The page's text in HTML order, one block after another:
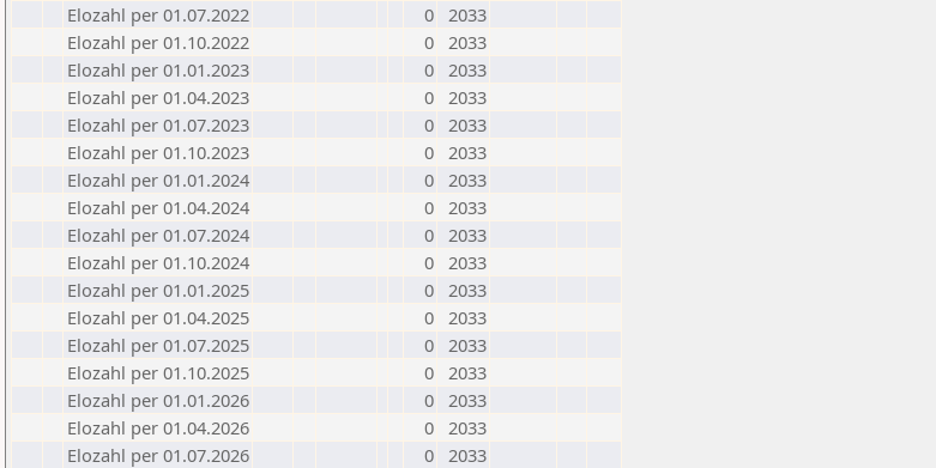
Elozahl per 01.07.2022
0 2033
Elozahl per 01.10.2022
0 2033
Elozahl per 01.01.2023
0 2033
Elozahl per 01.04.2023
0 2033
Elozahl per 01.07.2023
0 2033
Elozahl per 01.10.2023
0 2033
Elozahl per 01.01.2024
0 2033
Elozahl per 01.04.2024
0 2033
Elozahl per 01.07.2024
0 2033
Elozahl per 01.10.2024
0 2033
Elozahl per 01.01.2025
0 2033
Elozahl per 01.04.2025
0 2033
Elozahl per 01.07.2025
0 2033
Elozahl per 01.10.2025
0 2033
Elozahl per 01.01.2026
0 2033
Elozahl per 01.04.2026
0 2033
Elozahl per 01.07.2026
0 2033